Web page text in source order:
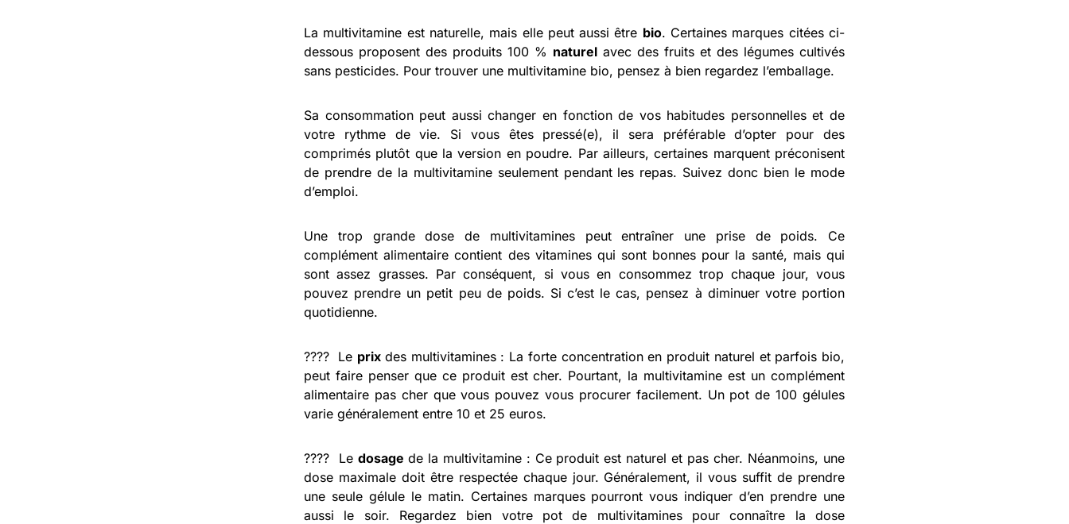
La multivitamine est naturelle, mais elle peut aussi être bio. Certaines marques citées ci-
dessous proposent des produits 100 % naturel avec des fruits et des légumes cultivés
sans pesticides. Pour trouver une multivitamine bio, pensez à bien regardez l’emballage.
Sa consommation peut aussi changer en fonction de vos habitudes personnelles et de
votre rythme de vie. Si vous êtes pressé(e), il sera préférable d’opter pour des
comprimés plutôt que la version en poudre. Par ailleurs, certaines marquent préconisent
de prendre de la multivitamine seulement pendant les repas. Suivez donc bien le mode
d’emploi.
Une trop grande dose de multivitamines peut entraîner une prise de poids. Ce
complément alimentaire contient des vitamines qui sont bonnes pour la santé, mais qui
sont assez grasses. Par conséquent, si vous en consommez trop chaque jour, vous
pouvez prendre un petit peu de poids. Si c’est le cas, pensez à diminuer votre portion
quotidienne.
????️ Le prix des multivitamines : La forte concentration en produit naturel et parfois bio,
peut faire penser que ce produit est cher. Pourtant, la multivitamine est un complément
alimentaire pas cher que vous pouvez vous procurer facilement. Un pot de 100 gélules
varie généralement entre 10 et 25 euros.
???? Le dosage de la multivitamine : Ce produit est naturel et pas cher. Néanmoins, une
dose maximale doit être respectée chaque jour. Généralement, il vous suffit de prendre
une seule gélule le matin. Certaines marques pourront vous indiquer d’en prendre une
aussi le soir. Regardez bien votre pot de multivitamines pour connaître la dose